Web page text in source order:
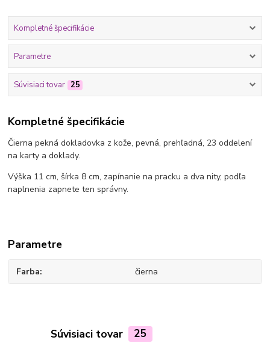
Kompletné špecifikácie
Parametre
Súvisiaci tovar 25
Kompletné špecifikácie
Čierna pekná dokladovka z kože, pevná, prehľadná, 23 oddelení
na karty a doklady.
Výška 11 cm, šírka 8 cm, zapínanie na pracku a dva nity, podľa
naplnenia zapnete ten správny.
Parametre
Farba čierna
Súvisiaci tovar 25